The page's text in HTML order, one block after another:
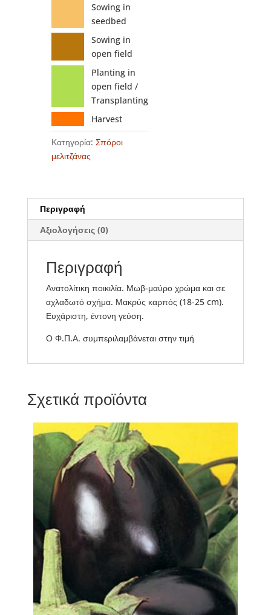
Sowing in
seedbed
Sowing in
open field
Planting in
open field /
Transplanting
Harvest
Κατηγορία: Σπόροι
μελιτζάνας
Περιγραφή
Αξιολογήσεις (0)
Περιγραφή
Ανατολίτικη ποικιλία. Μωβ-μαύρο χρώμα και σε
αχλαδωτό σχήμα. Μακρύς καρπός (18-25 cm).
Ευχάριστη, έντονη γεύση.
Ο Φ.Π.Α. συμπεριλαμβάνεται στην τιμή
Σχετικά προϊόντα